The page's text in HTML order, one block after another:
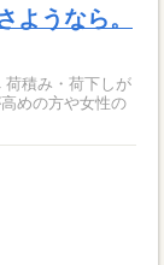
ようなら。